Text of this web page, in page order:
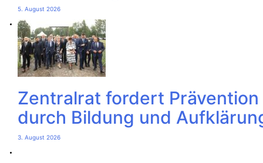
5. August 2026
Zentralrat fordert Prävention
durch Bildung und
3. August 2026